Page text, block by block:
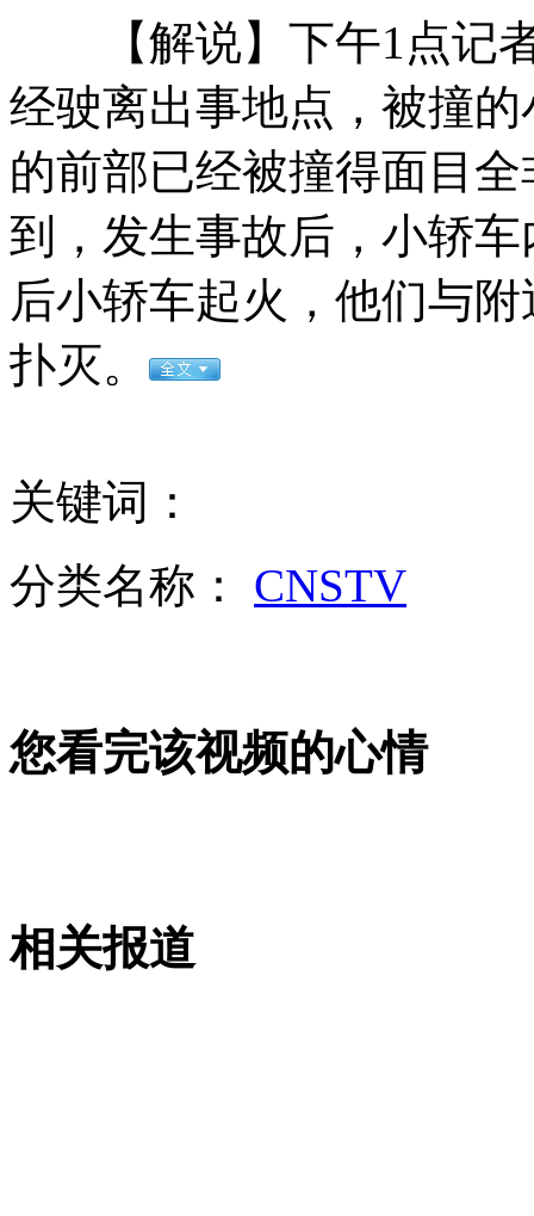
男子租奔驰装大款 骗女网友二十万
酒驾男打电话叫官员逼哭女警
山西运城恶犬咬伤多人 警民合力深夜将其击毙
无痛分娩是否安全 医生回应
外交部：反对强权政治霸凌主义
走！跟着总书记去植树
【解说】下午1点记者
经驶离出事地点，被撞
的前部已经被撞得面目
到，发生事故后，小轿
后小轿车起火，他们与
扑灭。
关键词：
分类名称： CNSTV
您看完该视频的心情
相关报道